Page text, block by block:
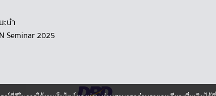
นำ
Seminar 2025